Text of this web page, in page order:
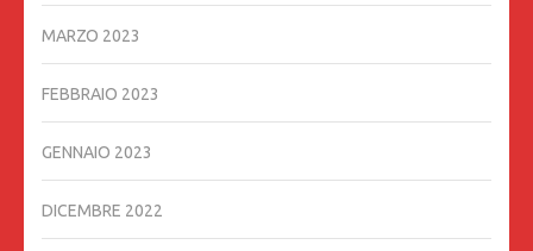
MARZO 2023
FEBBRAIO 2023
GENNAIO 2023
DICEMBRE 2022